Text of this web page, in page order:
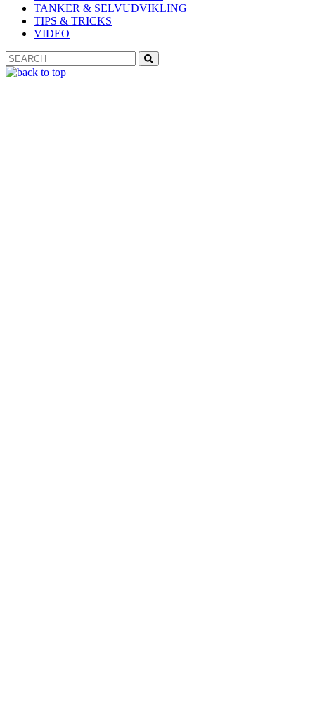
TANKER & SELVUDVIKLING
TIPS & TRICKS
VIDEO
Search
for: